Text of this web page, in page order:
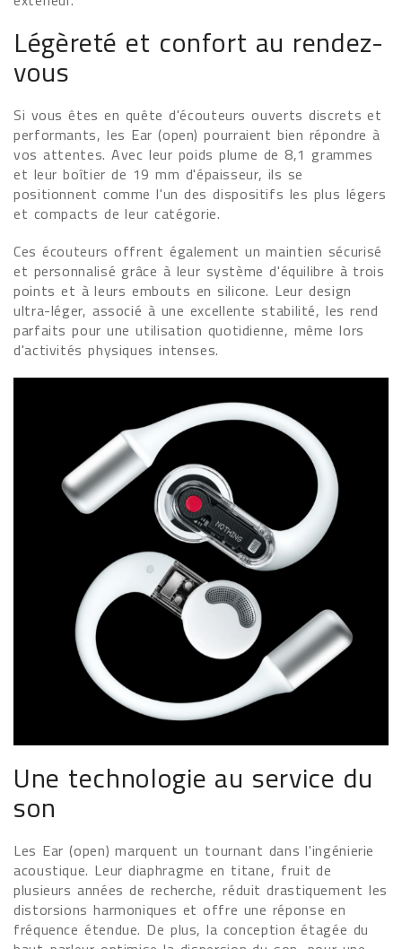
Légèreté et confort au rendez-
vous
Si vous êtes en quête d'écouteurs ouverts discrets et
performants, les Ear (open) pourraient bien répondre à
vos attentes. Avec leur poids plume de 8,1 grammes
et leur boîtier de 19 mm d'épaisseur, ils se
positionnent comme l'un des dispositifs les plus légers
et compacts de leur catégorie.
Ces écouteurs offrent également un maintien sécurisé
et personnalisé grâce à leur système d'équilibre à trois
points et à leurs embouts en silicone. Leur design
ultra-léger, associé à une excellente stabilité, les rend
parfaits pour une utilisation quotidienne, même lors
d'activités physiques intenses.
Une technologie au service du
son
Les Ear (open) marquent un tournant dans l'ingénierie
acoustique. Leur diaphragme en titane, fruit de
plusieurs années de recherche, réduit drastiquement les
distorsions harmoniques et offre une réponse en
fréquence étendue. De plus, la conception étagée du